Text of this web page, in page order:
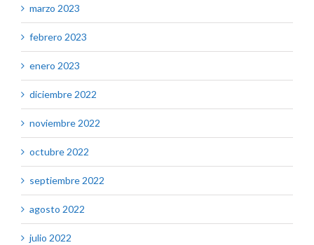
marzo 2023
febrero 2023
enero 2023
diciembre 2022
noviembre 2022
octubre 2022
septiembre 2022
agosto 2022
julio 2022